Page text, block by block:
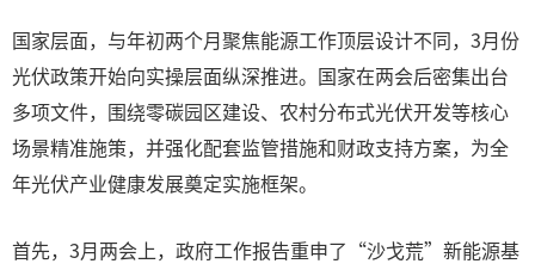
国家层面，与年初两个月聚焦能源工作顶层设计不同，3月份
光伏政策开始向实操层面纵深推进。国家在两会后密集出台
多项文件，围绕零碳园区建设、农村分布式光伏开发等核心
场景精准施策，并强化配套监管措施和财政支持方案，为全
年光伏产业健康发展奠定实施框架。
首先，3月两会上，政府工作报告重申了“沙戈荒”新能源基